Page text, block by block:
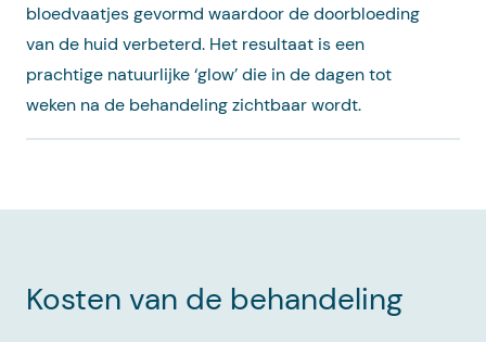
bloedvaatjes gevormd waardoor de doorbloeding
van de huid verbeterd. Het resultaat is een
prachtige natuurlijke ‘glow’ die in de dagen tot
weken na de behandeling zichtbaar wordt.
Kosten van de behandeling